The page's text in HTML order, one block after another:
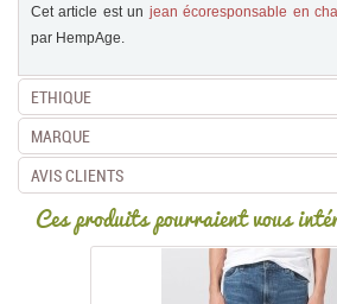
Cet article est un jean écoresponsable en
par HempAge.
ETHIQUE
MARQUE
AVIS CLIENTS
Ces produits pourraient vous